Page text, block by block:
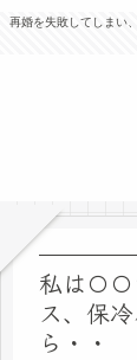
再婚を失敗してしまい
私は〇
ス、保
ら・・